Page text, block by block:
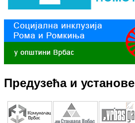
Предузећа и установе